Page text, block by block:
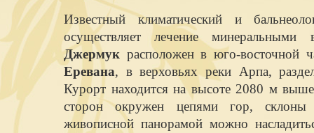
Известный климатический и
осуществляет лечение минеральными
Джермук расположен в юго-восточной
Еревана, в верховьях реки Арпа,
Курорт находится на высоте 2080 м
сторон окружен цепями гор,
живописной панорамой можно